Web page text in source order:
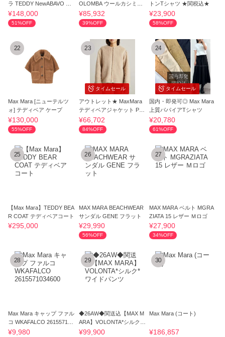
ラ TEDDY NewABAVO ケ
ープ
¥148,000
51%OFF
OLOMBA ウールカシミア
ケープ
¥85,932
39%OFF
トンTシャツ ★関税込★
¥23,900
58%OFF
22
Max Mara [ニューテルツ
ォ] テディベア ケープ
¥130,000
55%OFF
タイムセール
23
アウトレット★ MaxMara
テディベアジャケット PAN
NO
¥66,702
84%OFF
タイムセール
24
国内・即発可◎ Max Mara
上質パパイアTシャツ
¥20,780
61%OFF
25
【Max Mara】TEDDY BEA
R COAT テディベアコート
¥295,000
26
MAX MARA BEACHWEAR
サンダル GENE フラット
¥29,990
56%OFF
27
MAX MARA ベルト MGRA
ZIATA 15 レザー Ｍロゴ
¥27,900
34%OFF
28
Max Mara キャップ ファル
コ WKAFALCO 261557103
4600
¥9,980
29
◆26AW◆関送込【MAX M
ARA】VOLONTA*シルク*
ワイドパンツ
¥99,900
30
Max Mara (コート)
¥186,857